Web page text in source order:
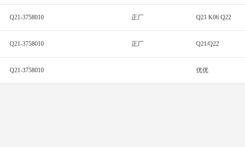
Q21-3758010 正厂 Q21 K06 Q22
Q21-3758010 正厂 Q21/Q22
Q21-3758010 优优